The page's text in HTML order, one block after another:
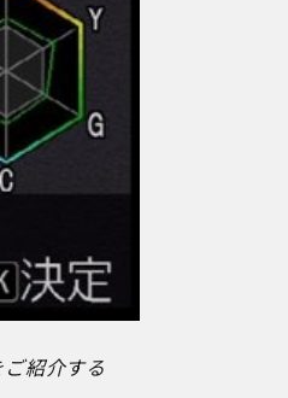
紹介する